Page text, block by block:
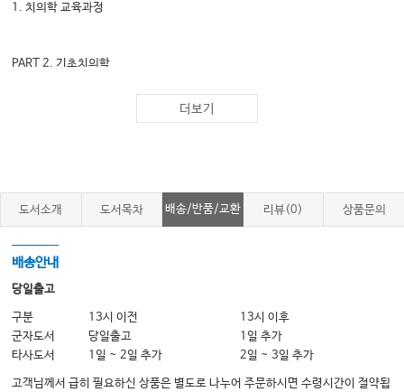
1. 치의학 교육과정
PART 2. 기초치의학
Chapter 5-1 해부학(Anatomy)
Chapter 5-2 구강조직학(Oral Histology)
2. 치아의 구조
3. 법랑질(Enamel)
4. 상아질(Dentin)
5. 치수(Dental Pulp)
더보기
도서소개 도서목차 배송/반품/교환 리뷰(0) 상품문의
배송안내
당일출고
구분 13시 이전
13시 이후
군자도서
당일출고
1일 추가
타사도서
1일 ~ 2일 추가 2일 ~ 3일 추가
고객님께서 급히 필요하신 상품은 별도로 나누어 주문하시면 수령시간이 절약됩